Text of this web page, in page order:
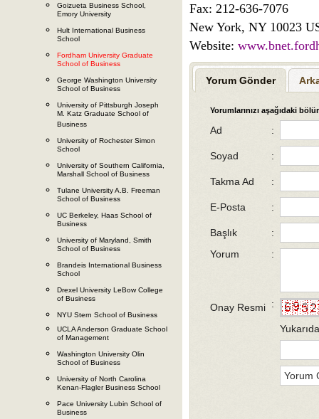
Goizueta Business School,
Emory University
Hult International Business
School
Fordham University Graduate
School of Business
George Washington University
School of Business
University of Pittsburgh Joseph
M. Katz Graduate School of
Business
University of Rochester Simon
School
University of Southern California,
Marshall School of Business
Tulane University A.B. Freeman
School of Business
UC Berkeley, Haas School of
Business
University of Maryland, Smith
School of Business
Brandeis International Business
School
Drexel University LeBow College
of Business
NYU Stern School of Business
UCLA Anderson Graduate School
of Management
Washington University Olin
School of Business
University of North Carolina
Kenan-Flagler Business School
Pace University Lubin School of
Business
Fax: 212-636-7076
New York, NY 10023
Website:
Yorum Gönder
Yorumlarınızı aşağıdaki
Ad :
Soyad :
Takma Ad :
E-Posta :
Başlık
:
Yorum
:
Onay Resmi :